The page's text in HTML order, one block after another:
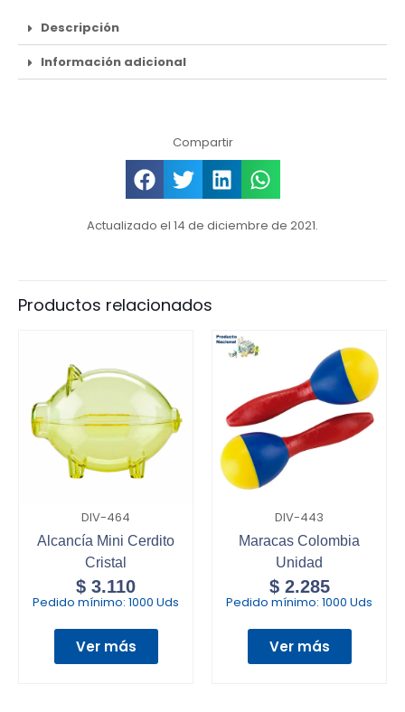
Descripción
Información adicional
Compartir
Actualizado el 14 de diciembre de 2021.
Productos relacionados
DIV-464
Alcancía Mini Cerdito
Cristal
$ 3.110
Pedido mínimo: 1000 Uds
Ver más
DIV-443
Maracas Colombia
Unidad
$2.285
Pedido mínimo: 1000 Uds
Ver más